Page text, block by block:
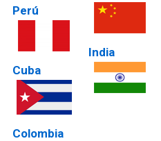
Perú
Cuba
Colombia
India